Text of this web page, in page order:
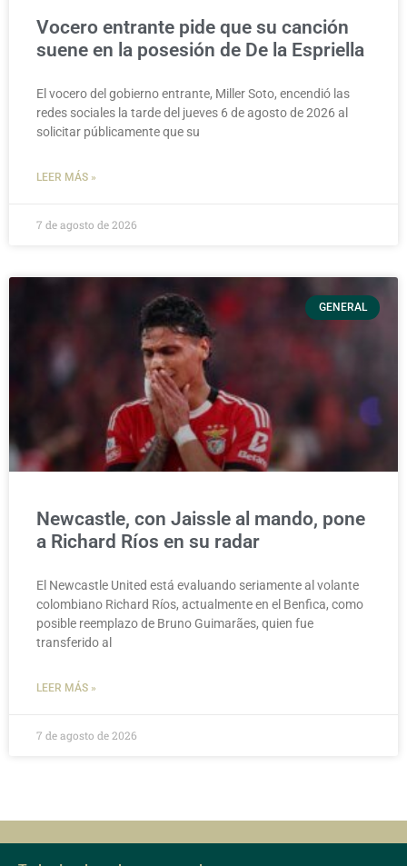
Vocero entrante pide que su canción
suene en la posesión de De la Espriella
El vocero del gobierno entrante, Miller Soto, encendió las
redes sociales la tarde del jueves 6 de agosto de 2026 al
solicitar públicamente que su
LEER MÁS »
7 de agosto de 2026
GENERAL
Newcastle, con Jaissle al mando, pone
a Richard Ríos en su radar
El Newcastle United está evaluando seriamente al volante
colombiano Richard Ríos, actualmente en el Benfica, como
posible reemplazo de Bruno Guimarães, quien fue
transferido al
LEER MÁS »
7 de agosto de 2026